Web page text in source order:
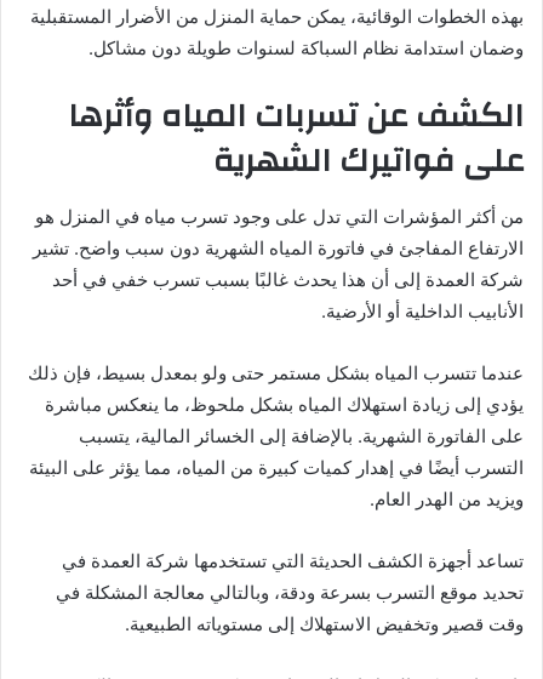
بهذه الخطوات الوقائية، يمكن حماية المنزل من الأضرار المستقبلية
وضمان استدامة نظام السباكة لسنوات طويلة دون مشاكل.
الكشف عن تسربات المياه وأثرها
على فواتيرك الشهرية
من أكثر المؤشرات التي تدل على وجود تسرب مياه في المنزل هو
الارتفاع المفاجئ في فاتورة المياه الشهرية دون سبب واضح. تشير
شركة العمدة إلى أن هذا يحدث غالبًا بسبب تسرب خفي في أحد
الأنابيب الداخلية أو الأرضية.
عندما تتسرب المياه بشكل مستمر حتى ولو بمعدل بسيط، فإن ذلك
يؤدي إلى زيادة استهلاك المياه بشكل ملحوظ، ما ينعكس مباشرة
على الفاتورة الشهرية. بالإضافة إلى الخسائر المالية، يتسبب
التسرب أيضًا في إهدار كميات كبيرة من المياه، مما يؤثر على البيئة
ويزيد من الهدر العام.
تساعد أجهزة الكشف الحديثة التي تستخدمها شركة العمدة في
تحديد موقع التسرب بسرعة ودقة، وبالتالي معالجة المشكلة في
وقت قصير وتخفيض الاستهلاك إلى مستوياته الطبيعية.